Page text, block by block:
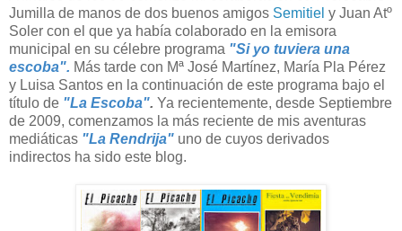
Jumilla de manos de dos buenos amigos Semitiel y Juan Atº
Soler con el que ya había colaborado en la emisora
municipal en su célebre programa "Si yo tuviera una
escoba". Más tarde con Mª José Martínez, María Pla Pérez
y Luisa Santos en la continuación de este programa bajo el
título de "La Escoba". Ya recientemente, desde Septiembre
de 2009, comenzamos la más reciente de mis aventuras
mediáticas "La Rendrija" uno de cuyos derivados
indirectos ha sido este blog.